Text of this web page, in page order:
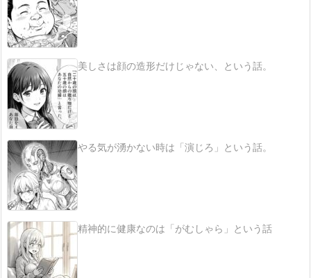
美しさは顔の造形だけじゃない、という話。
やる気が湧かない時は「演じろ」という話。
精神的に健康なのは「がむしゃら」という話